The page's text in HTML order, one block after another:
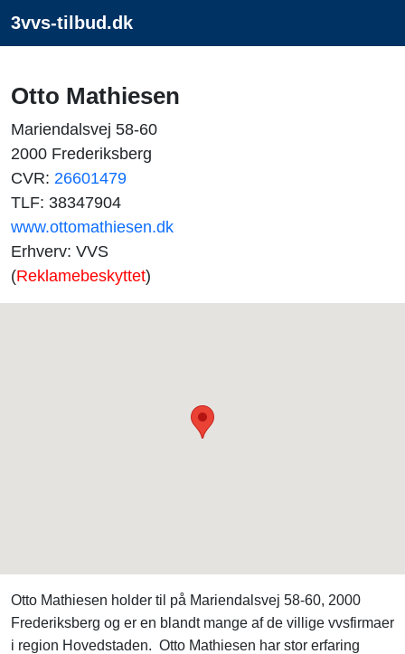
3vvs-tilbud.dk
Otto Mathiesen
Mariendalsvej 58-60
2000 Frederiksberg
CVR: 26601479
TLF: 38347904
www.ottomathiesen.dk
Erhverv: VVS
(Reklamebeskyttet)
Otto Mathiesen holder til på Mariendalsvej 58-60, 2000
Frederiksberg og er en blandt mange af de villige vvsfirmaer
i region Hovedstaden. Otto Mathiesen har stor erfaring